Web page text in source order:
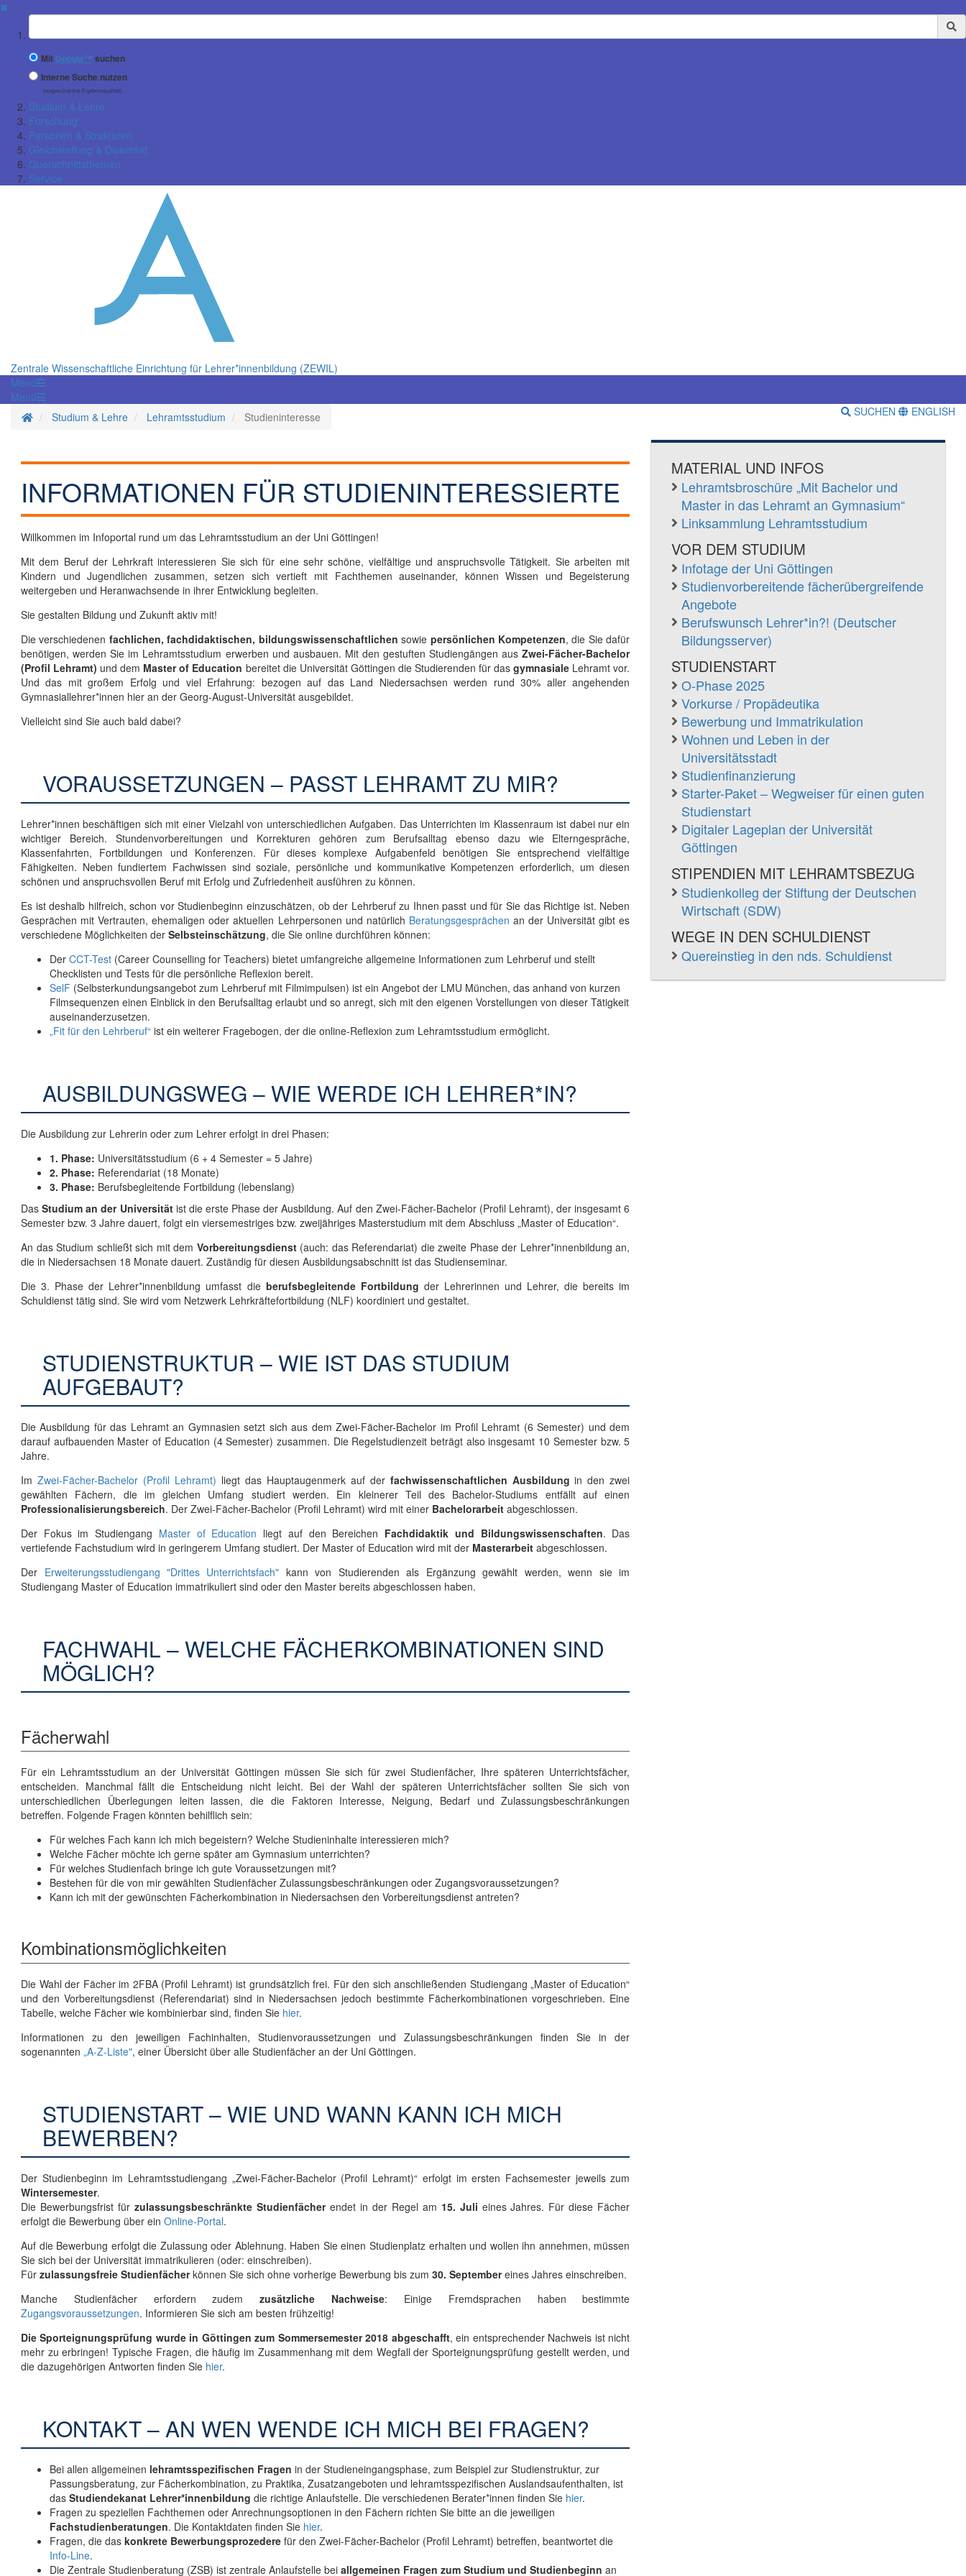
✖
Suchbegriff
Mit Google™ suchen
Interne Suche nutzen
(eingeschränkte Ergebnisqualität)
Studium & Lehre
Forschung
Personen & Strukturen
Gleichstellung & Diversität
Querschnittsthemen
Service
Zentrale Wissenschaftliche Einrichtung für Lehrer*innenbildung (ZEWIL)
Menü
Menü
Startseite
Studium & Lehre Lehramtsstudium Studieninteresse SUCHEN ENGLISH
INFORMATIONEN FÜR STUDIENINTERESSIERTE
Willkommen im Infoportal rund um das Lehramtsstudium an der Uni Göttingen!
Mit dem Beruf der Lehrkraft interessieren Sie sich für eine sehr schöne, vielfältige und anspruchsvolle Tätigkeit. Sie arbeiten mit
Kindern und Jugendlichen zusammen, setzen sich vertieft mit Fachthemen auseinander, können Wissen und Begeisterung
weitergeben und Heranwachsende in ihrer Entwicklung begleiten.
Sie gestalten Bildung und Zukunft aktiv mit!
Die verschiedenen fachlichen, fachdidaktischen, bildungswissenschaftlichen sowie persönlichen Kompetenzen, die Sie dafür
benötigen, werden Sie im Lehramtsstudium erwerben und ausbauen. Mit den gestuften Studiengängen ausZwei-Fächer-Bachelor
(Profil Lehramt) und dem Master of Education bereitet die Universität Göttingen die Studierenden für dasgymnasiale Lehramt vor.
Und das mit großem Erfolg und viel Erfahrung: bezogen auf das Land Niedersachsen werden rund 30% aller angehenden
Gymnasiallehrer*innen hier an der Georg-August-Universität ausgebildet.
Vielleicht sind Sie auch bald dabei?
VORAUSSETZUNGEN – PASST LEHRAMT ZU MIR?
Lehrer*innen beschäftigen sich mit einer Vielzahl von unterschiedlichen Aufgaben. Das Unterrichten im Klassenraum ist dabei nur ein
wichtiger Bereich. Stundenvorbereitungen und Korrekturen gehören zum Berufsalltag ebenso dazu wie Elterngespräche,
Klassenfahrten, Fortbildungen und Konferenzen. Für dieses komplexe Aufgabenfeld benötigen Sie entsprechend vielfältige
Fähigkeiten. Neben fundiertem Fachwissen sind soziale, persönliche und kommunikative Kompetenzen erforderlich, um diesen
schönen und anspruchsvollen Beruf mit Erfolg und Zufriedenheit ausführen zu können.
Es ist deshalb hilfreich, schon vor Studienbeginn einzuschätzen, ob der Lehrberuf zu Ihnen passt und für Sie das Richtige ist. Neben
Gesprächen mit Vertrauten, ehemaligen oder aktuellen Lehrpersonen und natürlich Beratungsgesprächen an der Universität gibt es
verschiedene Möglichkeiten der Selbsteinschätzung, die Sie online durchführen können:
Der CCT-Test (Career Counselling for Teachers) bietet umfangreiche allgemeine Informationen zum Lehrberuf und stellt
Checklisten und Tests für die persönliche Reflexion bereit.
SelF (Selbsterkundungsangebot zum Lehrberuf mit Filmimpulsen) ist ein Angebot der LMU München, das anhand von kurzen
Filmsequenzen einen Einblick in den Berufsalltag erlaubt und so anregt, sich mit den eigenen Vorstellungen von dieser Tätigkeit
auseinanderzusetzen.
„Fit für den Lehrberuf“ ist ein weiterer Fragebogen, der die online-Reflexion zum Lehramtsstudium ermöglicht.
AUSBILDUNGSWEG – WIE WERDE ICH LEHRER*IN?
Die Ausbildung zur Lehrerin oder zum Lehrer erfolgt in drei Phasen:
1. Phase: Universitätsstudium (6 + 4 Semester = 5 Jahre)
2. Phase: Referendariat (18 Monate)
3. Phase: Berufsbegleitende Fortbildung (lebenslang)
DasStudium an der Universitätist die erste Phase der Ausbildung. Auf den Zwei-Fächer-Bachelor (Profil Lehramt), der insgesamt 6
Semester bzw. 3 Jahre dauert, folgt ein viersemestriges bzw. zweijähriges Masterstudium mit dem Abschluss „Master of Education“.
An das Studium schließt sich mit dem Vorbereitungsdienst(auch: das Referendariat) die zweite Phase der Lehrer*innenbildung an,
die in Niedersachsen 18 Monate dauert. Zuständig für diesen Ausbildungsabschnitt ist das Studienseminar.
Die 3. Phase der Lehrer*innenbildung umfasst die berufsbegleitende Fortbildung der Lehrerinnen und Lehrer, die bereits im
Schuldienst tätig sind. Sie wird vom Netzwerk Lehrkräftefortbildung (NLF) koordiniert und gestaltet.
STUDIENSTRUKTUR – WIE IST DAS STUDIUM
AUFGEBAUT?
Die Ausbildung für das Lehramt an Gymnasien setzt sich aus dem Zwei-Fächer-Bachelor im Profil Lehramt (6 Semester) und dem
darauf aufbauenden Master of Education (4 Semester) zusammen. Die Regelstudienzeit beträgt also insgesamt 10 Semester bzw. 5
Jahre.
Im Zwei-Fächer-Bachelor (Profil Lehramt) liegt das Hauptaugenmerk auf der fachwissenschaftlichen Ausbildung in den zwei
gewählten Fächern, die im gleichen Umfang studiert werden. Ein kleinerer Teil des Bachelor-Studiums entfällt auf einen
Professionalisierungsbereich. Der Zwei-Fächer-Bachelor (Profil Lehramt) wird mit einer Bachelorarbeit abgeschlossen.
Der Fokus im Studiengang Master of Education liegt auf den Bereichen Fachdidaktik und Bildungswissenschaften. Das
vertiefende Fachstudium wird in geringerem Umfang studiert. Der Master of Education wird mit der Masterarbeit abgeschlossen.
Der Erweiterungsstudiengang "Drittes Unterrichtsfach" kann von Studierenden als Ergänzung gewählt werden, wenn sie im
Studiengang Master of Education immatrikuliert sind oder den Master bereits abgeschlossen haben.
FACHWAHL – WELCHE FÄCHERKOMBINATIONEN SIND
MÖGLICH?
Fächerwahl
Für ein Lehramtsstudium an der Universität Göttingen müssen Sie sich für zwei Studienfächer, Ihre späteren Unterrichtsfächer,
entscheiden. Manchmal fällt die Entscheidung nicht leicht. Bei der Wahl der späteren Unterrichtsfächer sollten Sie sich von
unterschiedlichen Überlegungen leiten lassen, die die Faktoren Interesse, Neigung, Bedarf und Zulassungsbeschränkungen
betreffen. Folgende Fragen könnten behilflich sein:
Für welches Fach kann ich mich begeistern? Welche Studieninhalte interessieren mich?
Welche Fächer möchte ich gerne später am Gymnasium unterrichten?
Für welches Studienfach bringe ich gute Voraussetzungen mit?
Bestehen für die von mir gewählten Studienfächer Zulassungsbeschränkungen oder Zugangsvoraussetzungen?
Kann ich mit der gewünschten Fächerkombination in Niedersachsen den Vorbereitungsdienst antreten?
Kombinationsmöglichkeiten
Die Wahl der Fächer im 2FBA (Profil Lehramt) ist grundsätzlich frei. Für den sich anschließenden Studiengang „Master of Education“
und den Vorbereitungsdienst (Referendariat) sind in Niedersachsen jedoch bestimmte Fächerkombinationen vorgeschrieben. Eine
Tabelle, welche Fächer wie kombinierbar sind, finden Sie hier.
Informationen zu den jeweiligen Fachinhalten, Studienvoraussetzungen und Zulassungsbeschränkungen finden Sie in der
sogenannten „A-Z-Liste", einer Übersicht über alle Studienfächer an der Uni Göttingen.
STUDIENSTART – WIE UND WANN KANN ICH MICH
BEWERBEN?
Der Studienbeginn im Lehramtsstudiengang „Zwei-Fächer-Bachelor (Profil Lehramt)“ erfolgt im ersten Fachsemester jeweils zum
Wintersemester.
Die Bewerbungsfrist für zulassungsbeschränkte Studienfächerendet in der Regel am 15. Juli eines Jahres. Für diese Fächer
erfolgt die Bewerbung über ein Online-Portal.
Auf die Bewerbung erfolgt die Zulassung oder Ablehnung. Haben Sie einen Studienplatz erhalten und wollen ihn annehmen, müssen
Sie sich bei der Universität immatrikulieren (oder: einschreiben).
Für zulassungsfreie Studienfächerkönnen Sie sich ohne vorherige Bewerbung bis zum 30. Septembereines Jahres einschreiben.
Manche Studienfächer erfordern zudemzusätzliche Nachweise: Einige Fremdsprachen haben bestimmte
Zugangsvoraussetzungen. Informieren Sie sich am besten frühzeitig!
Die Sporteignungsprüfung wurde in Göttingen zum Sommersemester 2018 abgeschafft, ein entsprechender Nachweis ist nicht
mehr zu erbringen! Typische Fragen, die häufig im Zusammenhang mit dem Wegfall der Sporteignungsprüfung gestellt werden, und
die dazugehörigen Antworten finden Sie hier.
KONTAKT – AN WEN WENDE ICH MICH BEI FRAGEN?
Bei allen allgemeinen lehramtsspezifischen Fragen in der Studieneingangsphase, zum Beispiel zur Studienstruktur, zur
Passungsberatung, zur Fächerkombination, zu Praktika, Zusatzangeboten und lehramtsspezifischen Auslandsaufenthalten, ist
das Studiendekanat Lehrer*innenbildung die richtige Anlaufstelle. Die verschiedenen Berater*innen finden Sie hier.
Fragen zu speziellen Fachthemen oder Anrechnungsoptionen in den Fächern richten Sie bitte an die jeweiligen
Fachstudienberatungen. Die Kontaktdaten finden Sie hier.
Fragen, die das konkrete Bewerbungsprozedere für den Zwei-Fächer-Bachelor (Profil Lehramt) betreffen, beantwortet die
Info-Line.
Die Zentrale Studienberatung (ZSB) ist zentrale Anlaufstelle bei allgemeinen Fragen zum Studium und Studienbeginn an
MATERIAL UND INFOS
Lehramtsbroschüre „Mit Bachelor und
Master in das Lehramt an Gymnasium“
Linksammlung Lehramtsstudium
VOR DEM STUDIUM
Infotage der Uni Göttingen
Studienvorbereitende fächerübergreifende
Angebote
Berufswunsch Lehrer*in?! (Deutscher
Bildungsserver)
STUDIENSTART
O-Phase 2025
Vorkurse / Propädeutika
Bewerbung und Immatrikulation
Wohnen und Leben in der
Universitätsstadt
Studienfinanzierung
Starter-Paket – Wegweiser für einen guten
Studienstart
Digitaler Lageplan der Universität
Göttingen
STIPENDIEN MIT LEHRAMTSBEZUG
Studienkolleg der Stiftung der Deutschen
Wirtschaft (SDW)
WEGE IN DEN SCHULDIENST
Quereinstieg in den nds. Schuldienst